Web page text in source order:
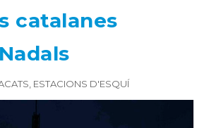
catalanes
ESTACIONS D'ESQUÍ